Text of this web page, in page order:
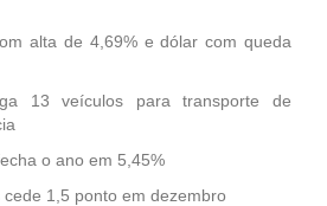
alta de 4,69% e dólar com queda
13 veículos para transporte de
o ano em 5,45%
1,5 ponto em dezembro